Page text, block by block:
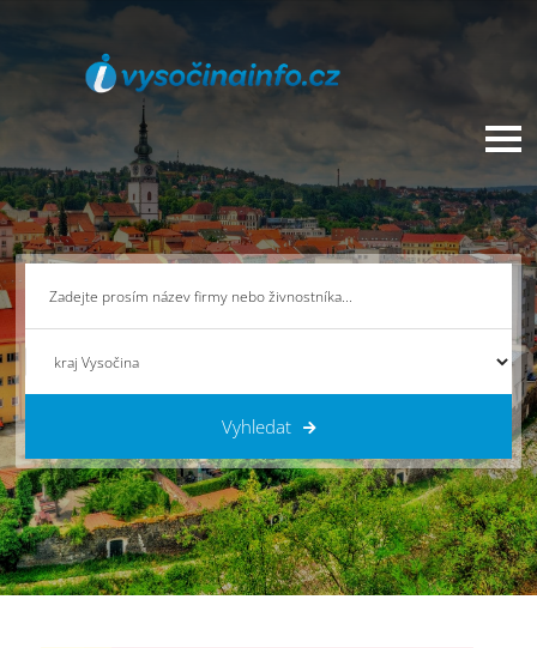
Vyhledat